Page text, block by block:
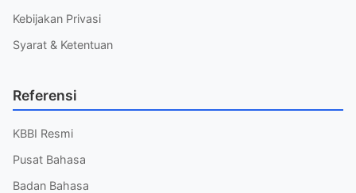
Kebijakan Privasi
Syarat & Ketentuan
Referensi
KBBI Resmi
Pusat Bahasa
Badan Bahasa